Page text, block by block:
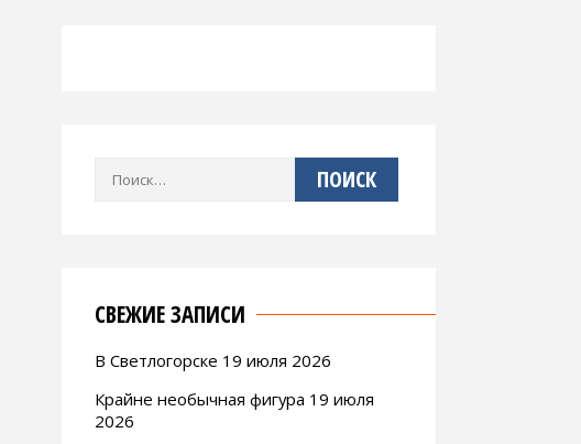
СВЕЖИЕ ЗАПИСИ
В Светлогорске 19 июля 2026
Крайне необычная фигура 19 июля
2026